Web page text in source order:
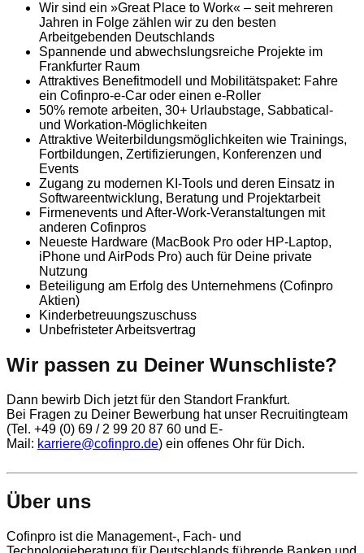
Wir sind ein »Great Place to Work« – seit mehreren
Jahren in Folge zählen wir zu den besten
Arbeitgebenden Deutschlands
Spannende und abwechslungsreiche Projekte im
Frankfurter Raum
Attraktives Benefitmodell und Mobilitätspaket: Fahre
ein Cofinpro-e-Car oder einen e-Roller
50% remote arbeiten, 30+ Urlaubstage, Sabbatical-
und Workation-Möglichkeiten
Attraktive Weiterbildungsmöglichkeiten wie Trainings,
Fortbildungen, Zertifizierungen, Konferenzen und
Events
Zugang zu modernen KI-Tools und deren Einsatz in
Softwareentwicklung, Beratung und Projektarbeit
Firmenevents und After-Work-Veranstaltungen mit
anderen Cofinpros
Neueste Hardware (MacBook Pro oder HP-Laptop,
iPhone und AirPods Pro) auch für Deine private
Nutzung
Beteiligung am Erfolg des Unternehmens (Cofinpro
Aktien)
Kinderbetreuungszuschuss
Unbefristeter Arbeitsvertrag
Wir passen zu Deiner Wunschliste?
Dann bewirb Dich jetzt für den Standort Frankfurt.
Bei Fragen zu Deiner Bewerbung hat unser Recruitingteam
(Tel. +49 (0) 69 / 2 99 20 87 60 und E-
Mail: karriere@cofinpro.de) ein offenes Ohr für Dich.
Über uns
Cofinpro ist die Management-, Fach- und